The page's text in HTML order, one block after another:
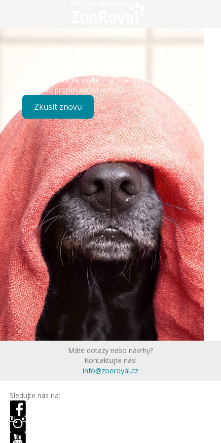
Došlo k technické chybě – již pracujeme na opravě.
Zkuste to prosím znovu později.
Zkusit znovu
Máte dotazy nebo návrhy?
Kontaktujte nás!
info@zooroyal.cz
Sledujte nás na: